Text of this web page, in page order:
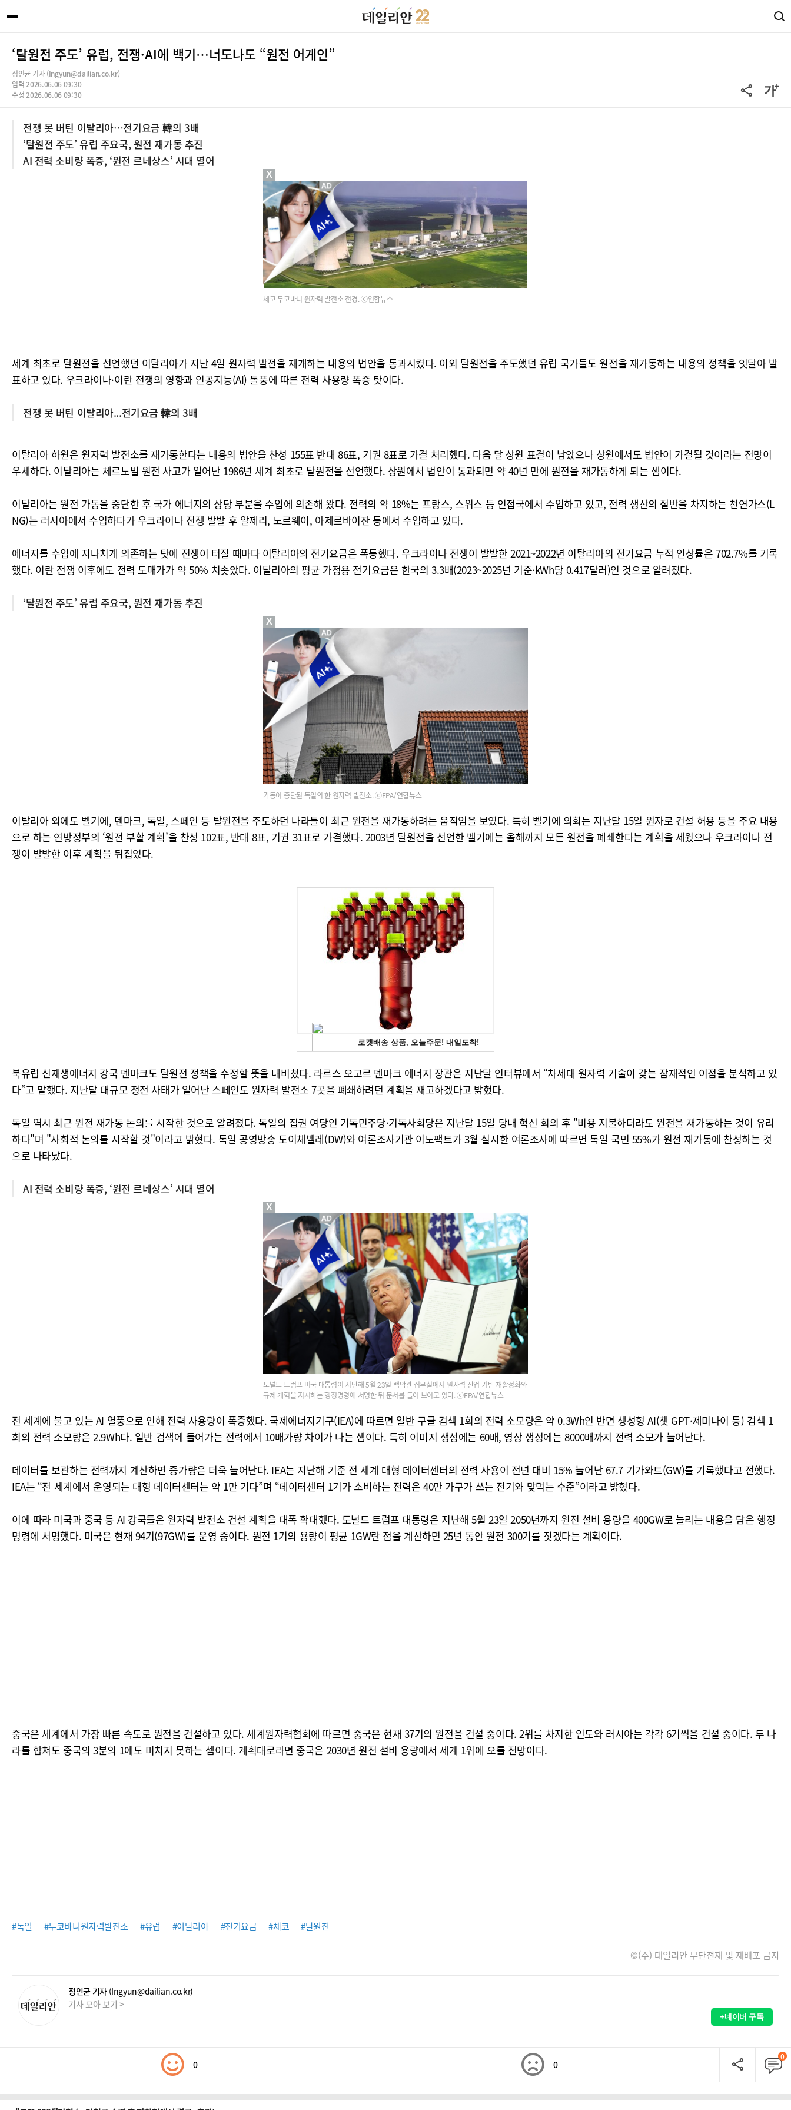
‘탈원전 주도’ 유럽, 전쟁·AI에 백기…너도나도 “원전 어게인”
정인균 기자 (Ingyun@dailian.co.kr)
입력 2026.06.06 09:30
수정 2026.06.06 09:30
전쟁 못 버틴 이탈리아…전기요금 韓의 3배
‘탈원전 주도’ 유럽 주요국, 원전 재가동 추진
AI 전력 소비량 폭증, ‘원전 르네상스’ 시대 열어
체코 두코바니 원자력 발전소 전경. ⓒ연합뉴스
세계 최초로 탈원전을 선언했던 이탈리아가 지난 4일 원자력 발전을 재개하는 내용의 법안을 통과시켰다. 이외 탈원전을 주도했던 유럽 국가들도 원전을 재가동하는 내용의 정책을 잇달아 발
표하고 있다. 우크라이나·이란 전쟁의 영향과 인공지능(AI) 돌풍에 따른 전력 사용량 폭증 탓이다.
전쟁 못 버틴 이탈리아...전기요금 韓의 3배
이탈리아 하원은 원자력 발전소를 재가동한다는 내용의 법안을 찬성 155표 반대 86표, 기권 8표로 가결 처리했다. 다음 달 상원 표결이 남았으나 상원에서도 법안이 가결될 것이라는 전망이
우세하다. 이탈리아는 체르노빌 원전 사고가 일어난 1986년 세계 최초로 탈원전을 선언했다. 상원에서 법안이 통과되면 약 40년 만에 원전을 재가동하게 되는 셈이다.
이탈리아는 원전 가동을 중단한 후 국가 에너지의 상당 부분을 수입에 의존해 왔다. 전력의 약 18%는 프랑스, 스위스 등 인접국에서 수입하고 있고, 전력 생산의 절반을 차지하는 천연가스(L
NG)는 러시아에서 수입하다가 우크라이나 전쟁 발발 후 알제리, 노르웨이, 아제르바이잔 등에서 수입하고 있다.
에너지를 수입에 지나치게 의존하는 탓에 전쟁이 터질 때마다 이탈리아의 전기요금은 폭등했다. 우크라이나 전쟁이 발발한 2021~2022년 이탈리아의 전기요금 누적 인상률은 702.7%를 기록
했다. 이란 전쟁 이후에도 전력 도매가가 약 50% 치솟았다. 이탈리아의 평균 가정용 전기요금은 한국의 3.3배(2023~2025년 기준·kWh당 0.417달러)인 것으로 알려졌다.
‘탈원전 주도’ 유럽 주요국, 원전 재가동 추진
가동이 중단된 독일의 한 원자력 발전소. ⓒEPA/연합뉴스
이탈리아 외에도 벨기에, 덴마크, 독일, 스페인 등 탈원전을 주도하던 나라들이 최근 원전을 재가동하려는 움직임을 보였다. 특히 벨기에 의회는 지난달 15일 원자로 건설 허용 등을 주요 내용
으로 하는 연방정부의 ‘원전 부활 계획’을 찬성 102표, 반대 8표, 기권 31표로 가결했다. 2003년 탈원전을 선언한 벨기에는 올해까지 모든 원전을 폐쇄한다는 계획을 세웠으나 우크라이나 전
쟁이 발발한 이후 계획을 뒤집었다.
북유럽 신재생에너지 강국 덴마크도 탈원전 정책을 수정할 뜻을 내비쳤다. 라르스 오고르 덴마크 에너지 장관은 지난달 인터뷰에서 “차세대 원자력 기술이 갖는 잠재적인 이점을 분석하고 있
다”고 말했다. 지난달 대규모 정전 사태가 일어난 스페인도 원자력 발전소 7곳을 폐쇄하려던 계획을 재고하겠다고 밝혔다.
독일 역시 최근 원전 재가동 논의를 시작한 것으로 알려졌다. 독일의 집권 여당인 기독민주당·기독사회당은 지난달 15일 당내 혁신 회의 후 "비용 지불하더라도 원전을 재가동하는 것이 유리
하다"며 "사회적 논의를 시작할 것"이라고 밝혔다. 독일 공영방송 도이체벨레(DW)와 여론조사기관 이노팩트가 3월 실시한 여론조사에 따르면 독일 국민 55%가 원전 재가동에 찬성하는 것
으로 나타났다.
AI 전력 소비량 폭증, ‘원전 르네상스’ 시대 열어
도널드 트럼프 미국 대통령이 지난해 5월 23일 백악관 집무실에서 원자력 산업 기반 재활성화와
규제 개혁을 지시하는 행정명령에 서명한 뒤 문서를 들어 보이고 있다. ⓒEPA/연합뉴스
전 세계에 불고 있는 AI 열풍으로 인해 전력 사용량이 폭증했다. 국제에너지기구(IEA)에 따르면 일반 구글 검색 1회의 전력 소모량은 약 0.3Wh인 반면 생성형 AI(챗 GPT·제미나이 등) 검색 1
회의 전력 소모량은 2.9Wh다. 일반 검색에 들어가는 전력에서 10배가량 차이가 나는 셈이다. 특히 이미지 생성에는 60배, 영상 생성에는 8000배까지 전력 소모가 늘어난다.
데이터를 보관하는 전력까지 계산하면 증가량은 더욱 늘어난다. IEA는 지난해 기준 전 세계 대형 데이터센터의 전력 사용이 전년 대비 15% 늘어난 67.7 기가와트(GW)를 기록했다고 전했다.
IEA는 “전 세계에서 운영되는 대형 데이터센터는 약 1만 기다”며 “데이터센터 1기가 소비하는 전력은 40만 가구가 쓰는 전기와 맞먹는 수준”이라고 밝혔다.
이에 따라 미국과 중국 등 AI 강국들은 원자력 발전소 건설 계획을 대폭 확대했다. 도널드 트럼프 대통령은 지난해 5월 23일 2050년까지 원전 설비 용량을 400GW로 늘리는 내용을 담은 행정
명령에 서명했다. 미국은 현재 94기(97GW)를 운영 중이다. 원전 1기의 용량이 평균 1GW란 점을 계산하면 25년 동안 원전 300기를 짓겠다는 계획이다.
중국은 세계에서 가장 빠른 속도로 원전을 건설하고 있다. 세계원자력협회에 따르면 중국은 현재 37기의 원전을 건설 중이다. 2위를 차지한 인도와 러시아는 각각 6기씩을 건설 중이다. 두 나
라를 합쳐도 중국의 3분의 1에도 미치지 못하는 셈이다. 계획대로라면 중국은 2030년 원전 설비 용량에서 세계 1위에 오를 전망이다.
#독일 #두코바니원자력발전소 #유럽 #이탈리아 #전기요금 #체코 #탈원전
©(주) 데일리안 무단전재 및 재배포 금지
정인균 기자 (Ingyun@dailian.co.kr)
기사 모아 보기 >
+네이버 구독
0 0
0
X
X
X